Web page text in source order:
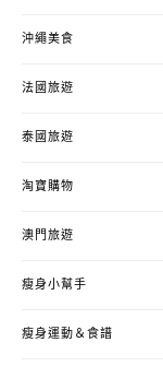
沖繩美食
法國旅遊
泰國旅遊
淘寶購物
澳門旅遊
瘦身小幫手
瘦身運動＆食譜